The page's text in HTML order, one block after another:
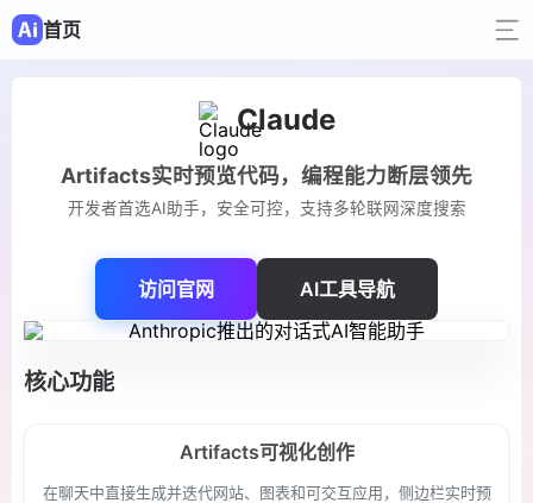
首页
Claude
Artifacts实时预览代码，编程能力断层领先
开发者首选AI助手，安全可控，支持多轮联网深度搜索
访问官网 AI工具导航
核心功能
Artifacts可视化创作
在聊天中直接生成并迭代网站、图表和可交互应用，侧边栏实时预